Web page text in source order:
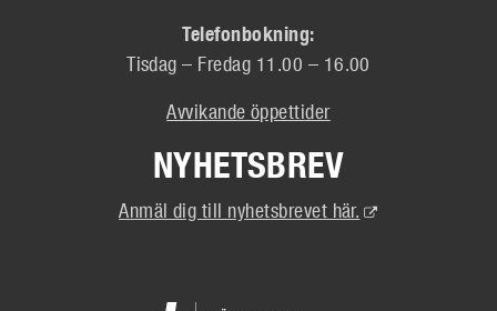
Telefonbokning:
Tisdag – Fredag 11.00 – 16.00
Avvikande öppettider
NYHETSBREV
Anmäl dig till nyhetsbrevet här. (Extern